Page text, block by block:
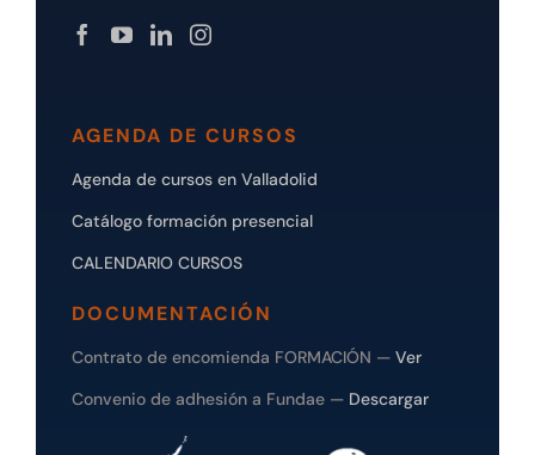
AGENDA DE CURSOS
Agenda de cursos en Valladolid
Catálogo formación presencial
CALENDARIO CURSOS
DOCUMENTACIÓN
Contrato de encomienda FORMACIÓN — Ver
Convenio de adhesión a Fundae — Descargar